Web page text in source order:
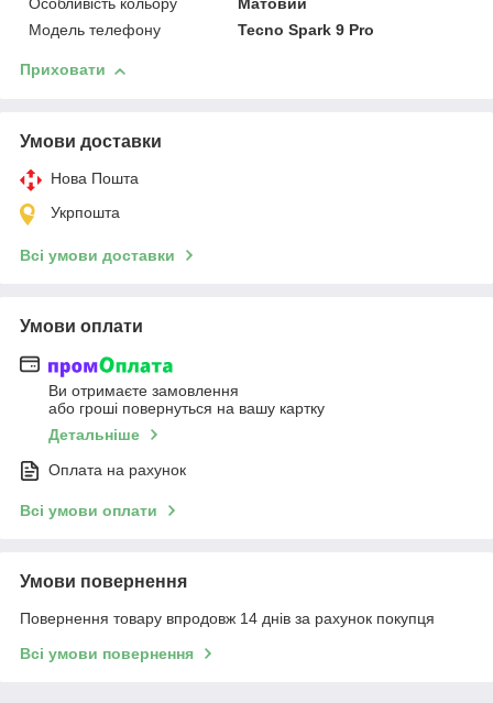
Особливість кольору
Матовий
Модель телефону
Tecno Spark 9 Pro
Приховати
Умови доставки
Нова Пошта
Укрпошта
Всі умови доставки
Умови оплати
Ви отримаєте замовлення
або гроші повернуться на вашу картку
Детальніше
Оплата на рахунок
Всі умови оплати
Умови повернення
Повернення товару впродовж 14 днів за рахунок покупця
Всі умови повернення